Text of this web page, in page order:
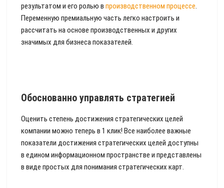
результатом и его ролью в производственном процессе.
Переменную премиальную часть легко настроить и
рассчитать на основе производственных и других
значимых для бизнеса показателей.
Обоснованно управлять стратегией
Оценить степень достижения стратегических целей
компании можно теперь в 1 клик! Все наиболее важные
показатели достижения стратегических целей доступны
в едином информационном пространстве и представлены
в виде простых для понимания стратегических карт.